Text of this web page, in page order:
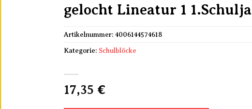
gelocht Lineatur 1 1.Schulja
17,35 €
Artikelnummer: 4006144574618
Kategorie: Schulblöcke